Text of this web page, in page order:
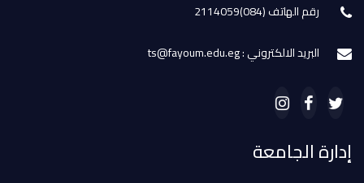
رقم الهاتف (084)2114059
البريد الالكتروني : ts@fayoum.edu.eg
إدارة الجامعة